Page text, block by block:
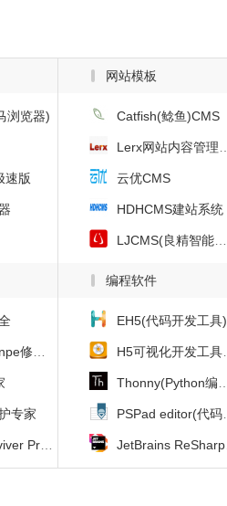
浏览器)
速版
网站模板
Catfish(鲶鱼)CMS
Lerx网站内容管理系统
云优CMS
HDHCMS建站系统
LJCMS(良精智能企业管理系统)
专家
隐私保护软件)
编程软件
EH5(代码开发工具)
H5可视化开发工具(DecSoft App Builder)
Thonny(Python编辑器)
PSPad editor(代码编辑器)
JetBrains ReSharperC++